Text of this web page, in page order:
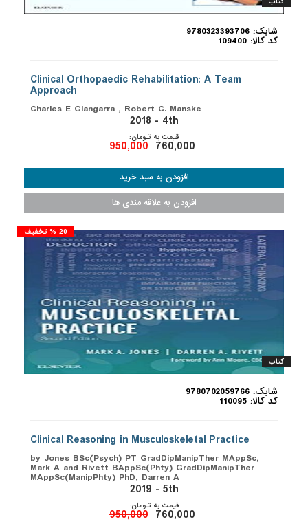
شابک: 9780323393706
کد کالا: 109400
Clinical Orthopaedic Rehabilitation: A Team
Approach
Charles E Giangarra , Robert C. Manske
2018 - 4th
قیمت به تـومان:
760,000
950,000
کتاب
20 % تخفیف
شابک: 9780702059766
کد کالا: 110095
Clinical Reasoning in Musculoskeletal Practice
by Jones BSc(Psych) PT GradDipManipTher MAppSc,
Mark A and Rivett BAppSc(Phty) GradDipManipTher
MAppSc(ManipPhty) PhD, Darren A
2019 - 5th
قیمت به تـومان:
760,000
950,000